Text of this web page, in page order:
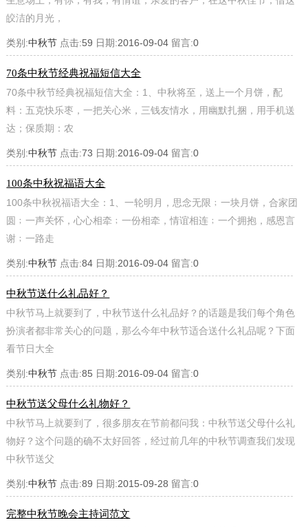
皎洁的月光，
类别:中秋节 点击:59 日期:2016-09-04 留言:0
70条中秋节经典祝福短信大全
70条中秋节经典祝福短信大全：1、中秋将至，送上一个月饼，配
料：五克快乐枣，一把关心米，三钱友情水，用幽默扎捆，用手机送
达；保质期：农
类别:中秋节 点击:73 日期:2016-09-04 留言:0
100条中秋祝福语大全
100条中秋祝福语大全：1、一轮明月，思念无限﹔一块月饼，合家团
圆﹔一声关怀，心心相牵﹔一份相牵，情谊相连﹔一个拥抱，感恩言
谢﹔一路走
类别:中秋节 点击:84 日期:2016-09-04 留言:0
中秋节送什么礼品好？
中秋节马上就要到了，中秋节送什么礼品好？的话题是我们每个角色
扮演者都非常关心的问题，那么今年中秋节适合送什么礼品呢？下面
看节日大全
类别:中秋节 点击:85 日期:2016-09-04 留言:0
中秋节送父母什么礼物好？
中秋节马上就要到了，很多朋友在节前都问我：中秋节送父母什么礼
物好？这个问题的确不太好回答，经过前几年的中秋节调查我们发现
中秋节送父
类别:中秋节 点击:89 日期:2015-09-28 留言:0
完整中秋节晚会主持词范文